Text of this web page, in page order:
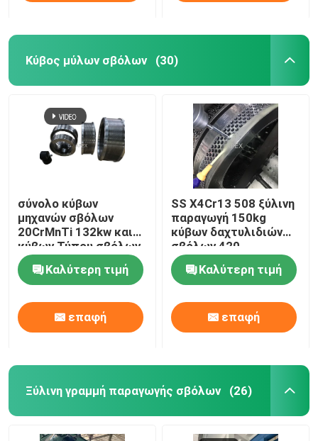
Κύβος μύλων σβόλων (30)
σύνολο κύβων
μηχανών σβόλων
20CrMnTi 132kw και
κύβων Τύπου σβόλων
κυλίνδρων 180kg
Καλύτερη τιμή
επαφή
SS X4Cr13 508 ξύλινη
παραγωγή 150kg
κύβων δαχτυλιδιών
σβόλων 420
Καλύτερη τιμή
επαφή
Ξύλινη γραμμή παραγωγής σβόλων (26)